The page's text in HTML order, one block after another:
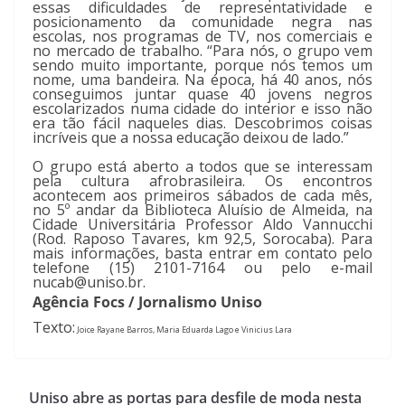
essas dificuldades de representatividade e
posicionamento da comunidade negra nas
escolas, nos programas de TV, nos comerciais e
no mercado de trabalho. “Para nós, o grupo vem
sendo muito importante, porque nós temos um
nome, uma bandeira. Na época, há 40 anos, nós
conseguimos juntar quase 40 jovens negros
escolarizados numa cidade do interior e isso não
era tão fácil naqueles dias. Descobrimos coisas
incríveis que a nossa educação deixou de lado.”
O grupo está aberto a todos que se interessam
pela cultura afrobrasileira. Os encontros
acontecem aos primeiros sábados de cada mês,
no 5º andar da Biblioteca Aluísio de Almeida, na
Cidade Universitária Professor Aldo Vannucchi
(Rod. Raposo Tavares, km 92,5, Sorocaba). Para
mais informações, basta entrar em contato pelo
telefone (15) 2101-7164 ou pelo e-mail
nucab@uniso.br.
Agência Focs / Jornalismo Uniso
Texto: Joice Rayane Barros, Maria Eduarda Lago e Vinicius Lara
Uniso abre as portas para desfile de moda nesta